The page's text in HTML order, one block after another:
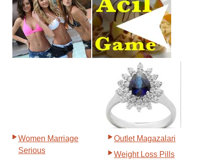
Women Marriage
Serious
Outlet Magazalari
Weight Loss Pills